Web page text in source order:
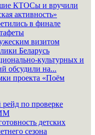
КТОСы и вручили
активность»
в финале
визитом
Беларусь
культурных и
обсудили на...
проекта «Поём
по проверке
детских
сезона